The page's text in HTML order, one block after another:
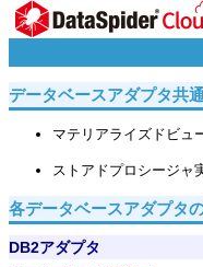
データベースアダプタ共
マテリアライズドビュ
ストアドプロシージャ
各データベースアダプタ
DB2アダプタ